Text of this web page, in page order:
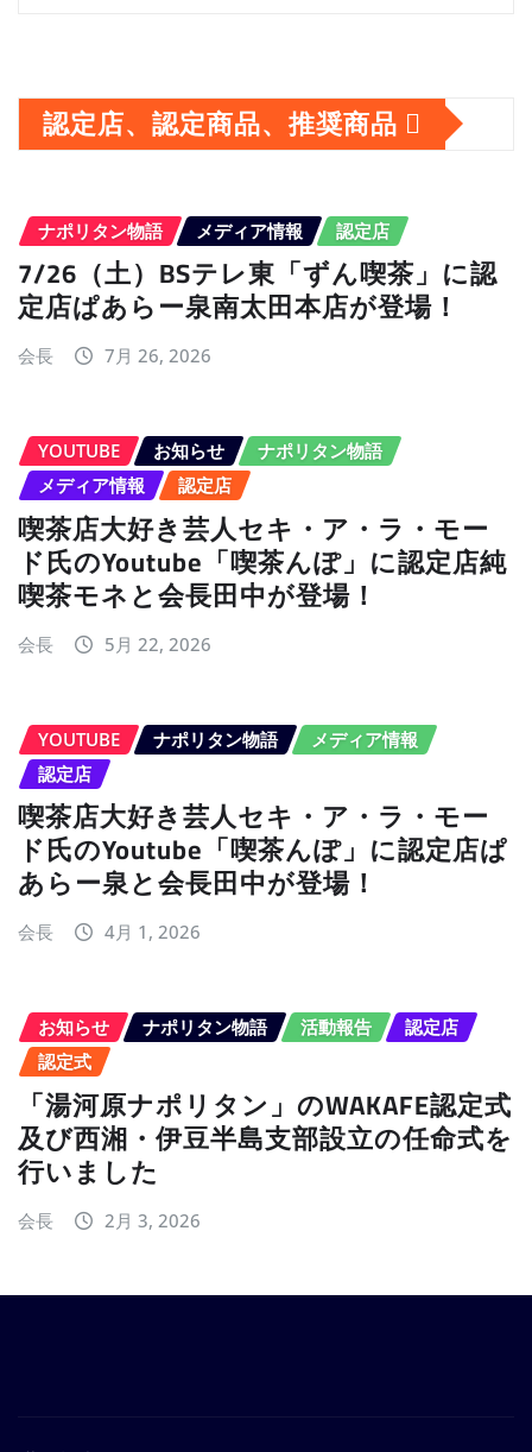
イ
ブ
認定店、認定商品、推奨商品
ナポリタン物語 メディア情報 認定店
7/26（土）BSテレ東「ずん喫茶」に認
定店ぱあらー泉南太田本店が登場！
会長 7月 26, 2026
YOUTUBE お知らせ
ナポリタン物語
メディア情報
認定店
喫茶店大好き芸人セキ・ア・ラ・モー
ド氏のYoutube「喫茶んぽ」に認定店純
喫茶モネと会長田中が登場！
会長 5月 22, 2026
YOUTUBE ナポリタン物語
メディア情報
認定店
喫茶店大好き芸人セキ・ア・ラ・モー
ド氏のYoutube「喫茶んぽ」に認定店ぱ
あらー泉と会長田中が登場！
会長 4月 1, 2026
お知らせ ナポリタン物語 活動報告
認定店
認定式
「湯河原ナポリタン」のWAKAFE認定式
及び西湘・伊豆半島支部設立の任命式を
行いました
会長 2月 3, 2026